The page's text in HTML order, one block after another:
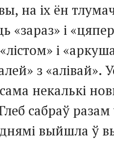
на іх ён
«зараз» і
і
з «алівай».
некалькі
сабраў
выйшла ў